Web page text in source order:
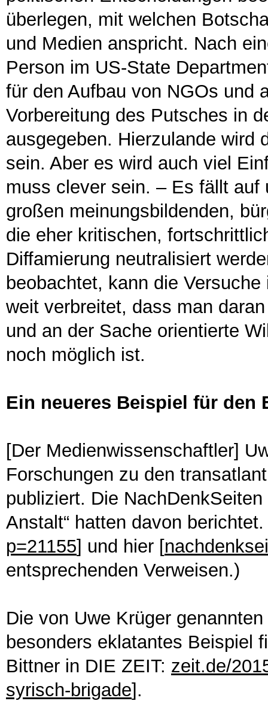
überlegen, mit welchen
und Medien anspricht. Nach
Person im US-State
für den Aufbau von NGOs und
Vorbereitung des Putsches in
ausgegeben. Hierzulande wird
sein. Aber es wird auch viel
muss clever sein. – Es fällt
großen meinungsbildenden,
die eher kritischen,
Diffamierung neutralisiert
beobachtet, kann die
weit verbreitet, dass man
und an der Sache orientierte
noch möglich ist.
Ein neueres Beispiel für den
[Der Medienwissenschaftler]
Forschungen zu den
publiziert. Die
Anstalt“ hatten davon
p=21155] und hier [
entsprechenden Verweisen.)
Die von Uwe Krüger
besonders eklatantes Beispiel
Bittner in DIE ZEIT: zeit.de/
syrisch-brigade].